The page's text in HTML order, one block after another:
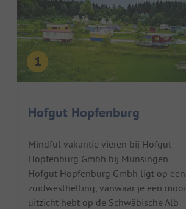
Hofgut Hopfenburg
Mindful vakantie vieren bij Hofgut
Hopfenburg Gmbh bij Münsingen
Hofgut Hopfenburg Gmbh ligt op een
zuidwesthelling, vanwaar je een mooi
uitzicht hebt op de Schwäbische Alb